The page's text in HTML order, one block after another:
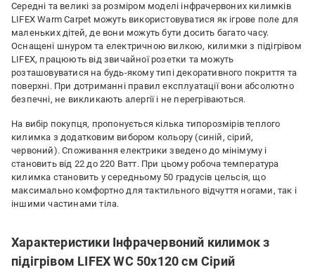
Середні та великі за розміром моделі інфрачервоних килимків
LIFEX Warm Carpet можуть використовуватися як ігрове поле для
маленьких дітей, де вони можуть бути досить багато часу.
Оснащені шнуром та електричною вилкою, килимки з підігрівом
LIFEX, працюють від звичайної розетки та можуть
розташовуватися на будь-якому типі декоративного покриття та
поверхні. При дотриманні правил експлуатації вони абсолютно
безпечні, не викликають алергії і не перегріваються.
На вибір покупця, пропонується кілька типорозмірів теплого
килимка з додатковим вибором кольору (синій, сірий,
червоний). Споживання електрики зведено до мінімуму і
становить від 22 до 220 Ватт. При цьому робоча температура
килимка становить у середньому 50 градусів цельсія, що
максимально комфортно для тактильного відчуття ногами, так і
іншими частинами тіла.
Характеристики Інфрачервоний килимок з
підігрівом LIFEX WC 50х120 см Сірий